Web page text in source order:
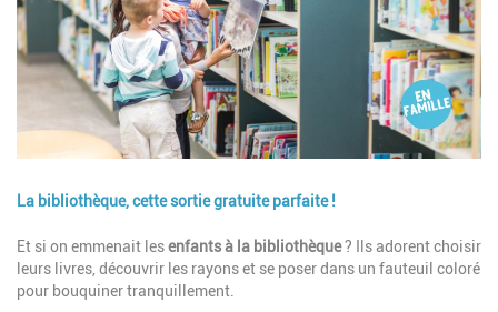
La bibliothèque, cette sortie gratuite parfaite !
Description
Et si on emmenait lesenfants à la bibliothèque? Ils adorent choisir
leurs livres, découvrir les rayons et se poser dans un fauteuil coloré
pour bouquiner tranquillement.